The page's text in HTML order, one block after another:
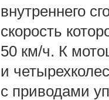
внутреннего
скорость
50 км/ч. К
и
с приводами